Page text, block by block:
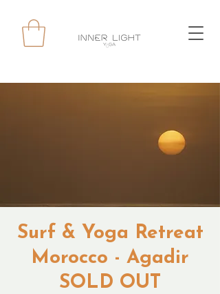
Surf & Yoga Retreat
Morocco - Agadir
SOLD OUT